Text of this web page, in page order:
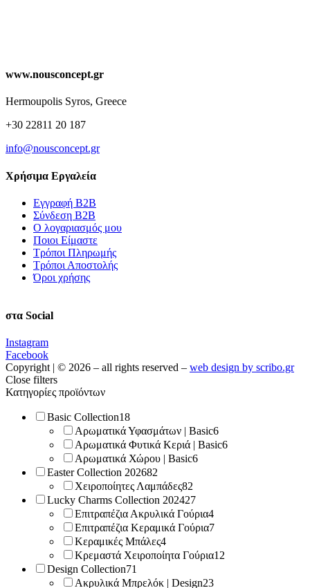
www.nousconcept.gr
Hermoupolis Syros, Greece
+30 22811 20 187
info@nousconcept.gr
Χρήσιμα Εργαλεία
Εγγραφή Β2Β
Σύνδεση Β2Β
Ο λογαριασμός μου
Ποιοι Είμαστε
Τρόποι Πληρωμής
Τρόποι Αποστολής
Όροι χρήσης
στα Social
Instagram
Facebook
Copyright | © 2026 – all rights reserved – web design by scribo.gr
Close filters
Κατηγορίες προϊόντων
Basic Collection18
Αρωματικά Υφασμάτων | Basic6
Αρωματικά Φυτικά Κεριά | Basic6
Αρωματικά Χώρου | Basic6
Easter Collection 202682
Χειροποίητες Λαμπάδες82
Lucky Charms Collection 202427
Επιτραπέζια Ακρυλικά Γούρια4
Επιτραπέζια Κεραμικά Γούρια7
Κεραμικές Μπάλες4
Κρεμαστά Χειροποίητα Γούρια12
Design Collection71
Ακρυλικά Μπρελόκ | Design23